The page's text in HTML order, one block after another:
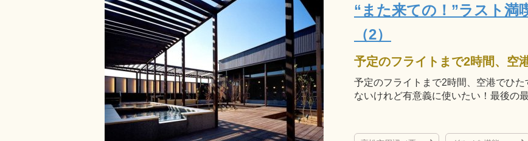
“また来ての！”ラスト満
（2）
予定のフライトまで2時間、空港でひ
ないけれど有意義に使いたい！最後の